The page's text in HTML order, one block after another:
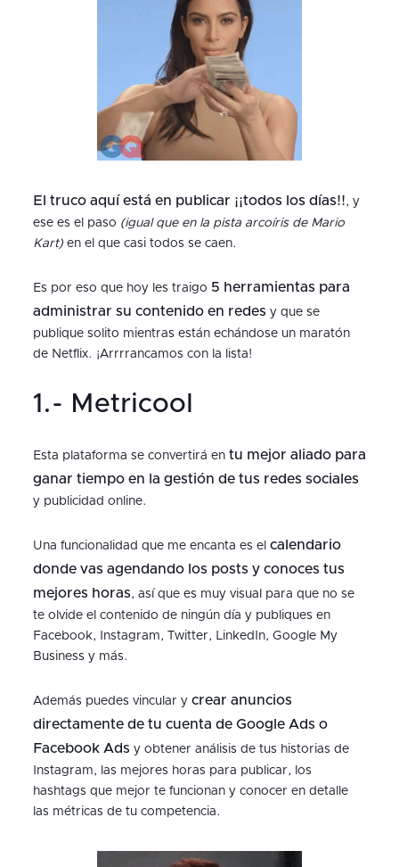
El truco aquí está en publicar ¡¡todos los días!!, y
ese es el paso (igual que en la pista arcoíris de Mario
Kart)en el que casi todos se caen.
Es por eso que hoy les traigo 5 herramientas para
administrar su contenido en redes y que se
publique solito mientras están echándose un maratón
de Netflix. ¡Arrrrancamos con la lista!
1.- Metricool
Esta plataforma se convertirá en tu mejor aliado para
ganar tiempo en la gestión de tus redes sociales
y publicidad online.
Una funcionalidad que me encanta es el calendario
donde vas agendando los posts y conoces tus
mejores horas, así que es muy visual para que no se
te olvide el contenido de ningún día y publiques en
Facebook, Instagram, Twitter, LinkedIn, Google My
Business y más.
Además puedes vincular y crear anuncios
directamente de tu cuenta de Google Ads o
Facebook Ads y obtener análisis de tus historias de
Instagram, las mejores horas para publicar, los
hashtags que mejor te funcionan y conocer en detalle
las métricas de tu competencia.